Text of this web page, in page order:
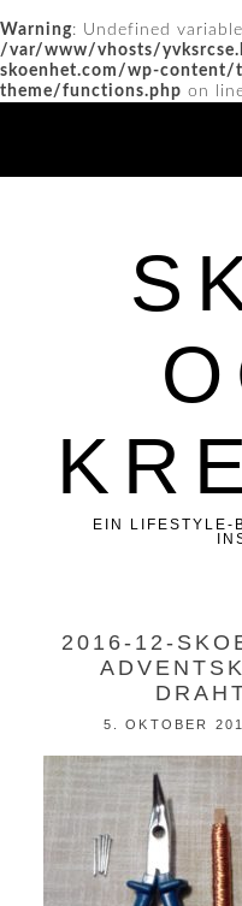
Warning: Undefined
/var/www/vhosts/
skoenhet.com/wp-content/
theme/functions.php on
EIN LIFESTYLE-
2016-12-
5. OKTOBER